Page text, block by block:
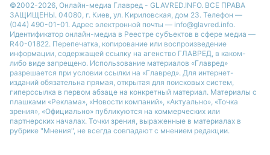
©2002-2026, Онлайн-медиа Главред - GLAVRED.INFO. ВСЕ ПРАВА
ЗАЩИЩЕНЫ. 04080, г. Киев, ул. Кириловская, дом 23. Телефон —
(044) 490-01-01. Адрес электронной почты — info@glavred.info.
Идентификатор онлайн-медиа в Реестре cубъектов в сфере медиа —
R40-01822. Перепечатка, копирование или воспроизведение
информации, содержащей ссылку на агенство ГЛАВРЕД, в каком-
либо виде запрещено. Использование материалов «Главред»
разрешается при условии ссылки на «Главред». Для интернет-
изданий обязательна прямая, открытая для поисковых систем,
гиперссылка в первом абзаце на конкретный материал. Материалы с
плашками «Реклама», «Новости компаний», «Актуально», «Точка
зрения», «Официально» публикуются на коммерческих или
партнерских началах. Точки зрения, выраженные в материалах в
рубрике "Мнения", не всегда совпадают с мнением редакции.